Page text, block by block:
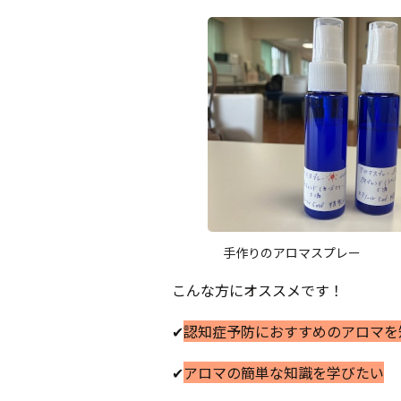
手作りのアロマスプレー
こんな方にオススメです！
✔認知症予防におすすめのアロマ
✔アロマの簡単な知識を学びたい